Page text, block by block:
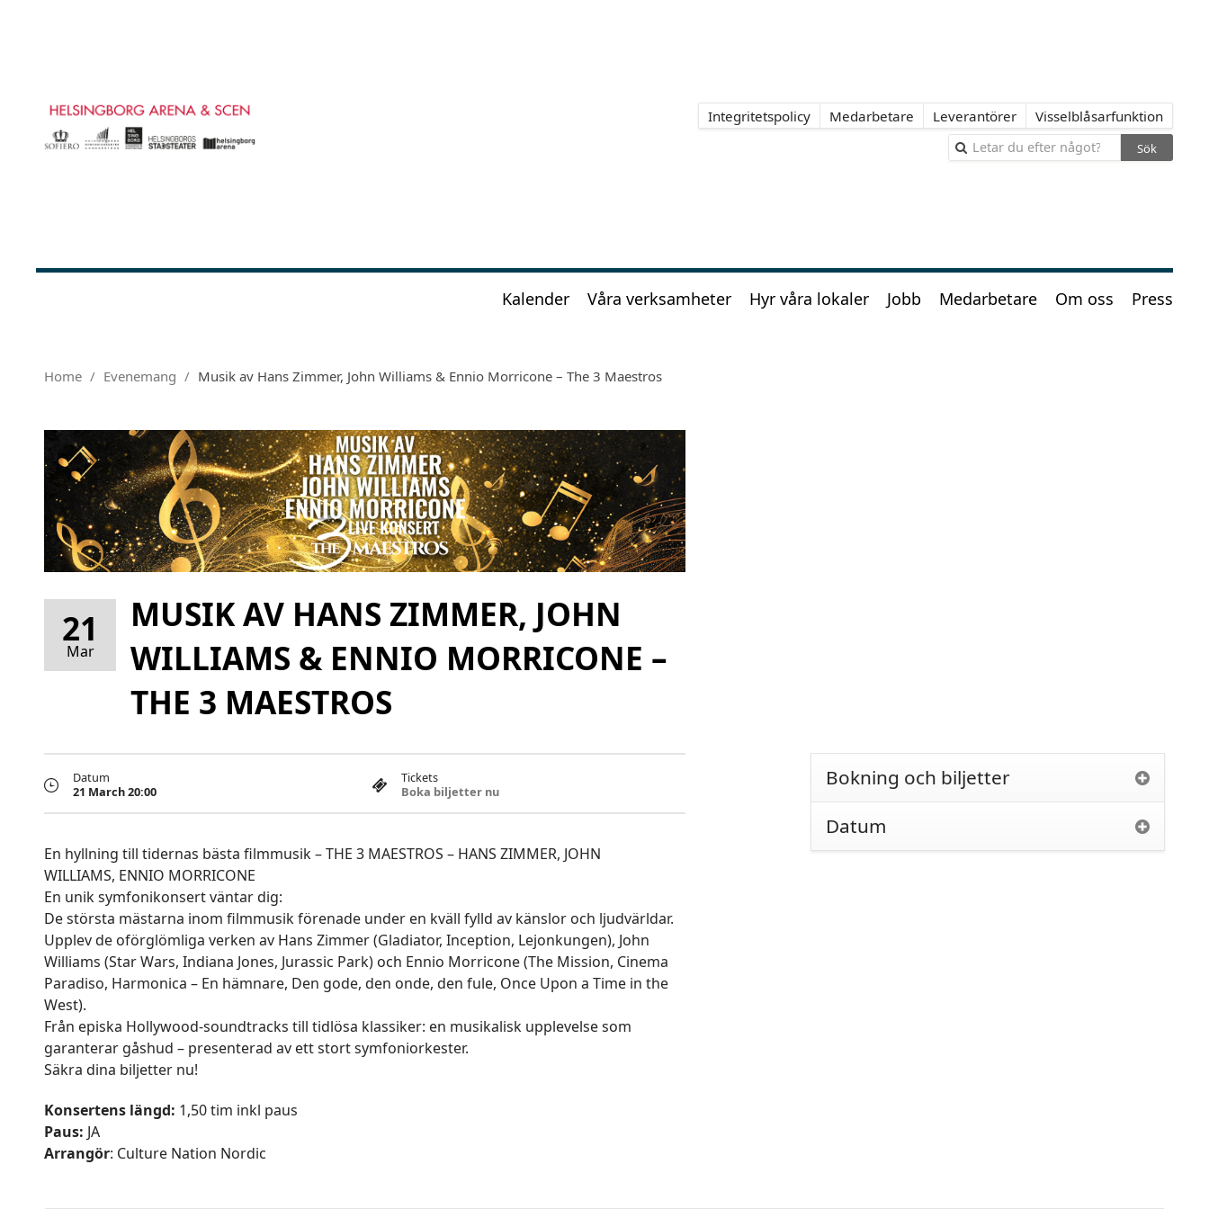
Integritetspolicy Medarbetare Leverantörer Visselblåsarfunktion
Kalender Våra verksamheter Hyr våra lokaler Jobb Medarbetare Om oss Press
Home Evenemang Musik av Hans Zimmer, John Williams & Ennio Morricone – The 3 Maestros
21
Mar
MUSIK AV HANS ZIMMER, JOHN
WILLIAMS & ENNIO MORRICONE –
THE 3 MAESTROS
Datum
21 March 20:00
Tickets
Boka biljetter nu
En hyllning till tidernas bästa filmmusik – THE 3 MAESTROS – HANS ZIMMER, JOHN
WILLIAMS, ENNIO MORRICONE
En unik symfonikonsert väntar dig:
De största mästarna inom filmmusik förenade under en kväll fylld av känslor och ljudvärldar.
Upplev de oförglömliga verken av Hans Zimmer (Gladiator, Inception, Lejonkungen), John
Williams (Star Wars, Indiana Jones, Jurassic Park) och Ennio Morricone (The Mission, Cinema
Paradiso, Harmonica – En hämnare, Den gode, den onde, den fule, Once Upon a Time in the
West).
Från episka Hollywood-soundtracks till tidlösa klassiker: en musikalisk upplevelse som
garanterar gåshud – presenterad av ett stort symfoniorkester.
Säkra dina biljetter nu!
Konsertens längd: 1,50 tim inkl paus
Paus: JA
Arrangör: Culture Nation Nordic
Bokning och biljetter
Datum